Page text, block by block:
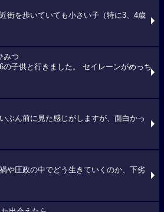
街を歩いていても小さい子（特に3、4歳
みつ
子供と行きました。 セイレーンがめっち
ぶん前に見た感じがしますが、面白かっ
や圧政の中でどう生きていくのか、下劣